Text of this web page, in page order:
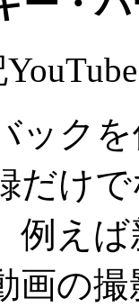
ック
だけ
例え
画の